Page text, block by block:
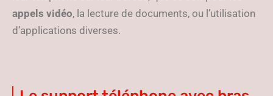
appels vidéo, la lecture de documents, ou l’utilisation
d’applications diverses.